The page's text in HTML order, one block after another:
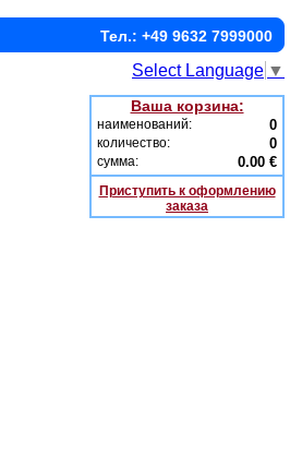
Тел.: +49 9632 7999000
Select Language ▼
Ваша корзина:
наименований: 0
количество: 0
сумма: 0.00 €
Приступить к оформлению
заказа